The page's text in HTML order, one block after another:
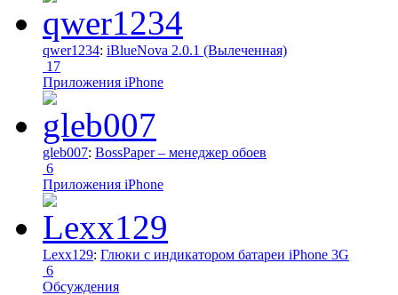
qwer1234: iBlueNova 2.0.1 (Вылеченная)
17
Приложения iPhone
gleb007: BossPaper – менеджер обоев
6
Приложения iPhone
Lexx129: Глюки с индикатором батареи iPhone 3G
6
Обсуждения